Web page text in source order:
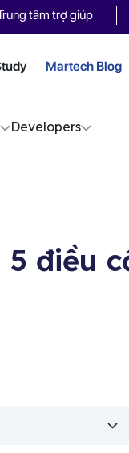
tâm trợ giúp
Martech Blog
Developers
điều